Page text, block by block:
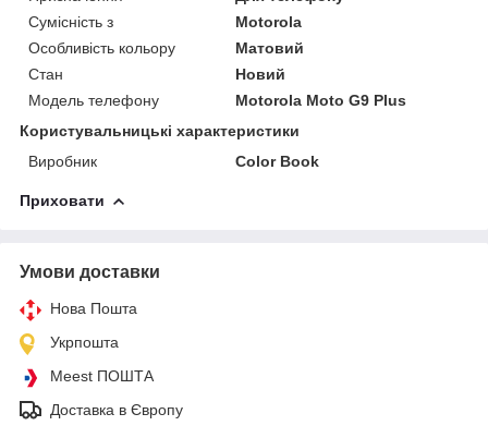
Сумісність з
Motorola
Особливість кольору
Матовий
Стан
Новий
Модель телефону
Motorola Moto G9 Plus
Користувальницькі характеристики
Виробник
Color Book
Приховати
Умови доставки
Нова Пошта
Укрпошта
Meest ПОШТА
Доставка в Європу